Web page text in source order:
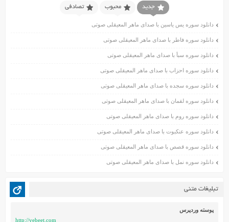
آذر ۱۴۰۰
آبان ۱۴۰۰
اسفند ۱۳۹۹
آبان ۱۳۹۹
مهر ۱۳۹۹
مرداد ۱۳۹۹
فروردین ۱۳۹۸
جدید محبوب تصادفی
دانلود سوره یس یاسین با صدای ماهر المعیقلی صوتی
دانلود سوره فاطر با صدای ماهر المعیقلی صوتی
دانلود سوره سبأ با صدای ماهر المعیقلی صوتی
دانلود سوره احزاب با صدای ماهر المعیقلی صوتی
دانلود سوره سجده با صدای ماهر المعیقلی صوتی
دانلود سوره لقمان با صدای ماهر المعیقلی صوتی
دانلود سوره روم با صدای ماهر المعیقلی صوتی
دانلود سوره عنکبوت با صدای ماهر المعیقلی صوتی
دانلود سوره قصص با صدای ماهر المعیقلی صوتی
دانلود سوره نمل با صدای ماهر المعیقلی صوتی
تبلیغات متنی
پوسته وردپرس
http://vebeet.com